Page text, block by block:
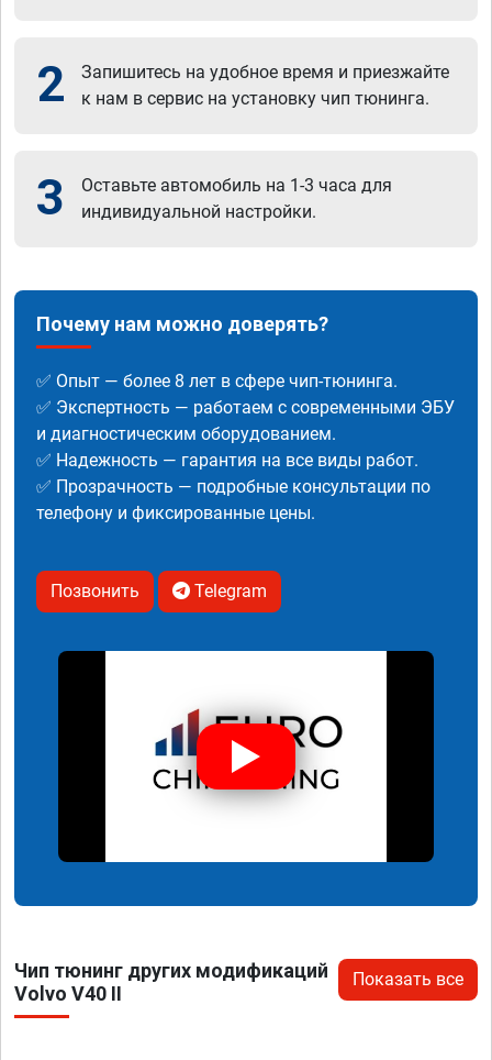
2
Запишитесь на удобное время и приезжайте
к нам в сервис на установку чип тюнинга.
3
Оставьте автомобиль на 1-3 часа для
индивидуальной настройки.
Почему нам можно доверять?
✅ Опыт — более 8 лет в сфере чип-тюнинга.
✅ Экспертность — работаем с современными ЭБУ
и диагностическим оборудованием.
✅ Надежность — гарантия на все виды работ.
✅ Прозрачность — подробные консультации по
телефону и фиксированные цены.
Позвонить Telegram
Чип тюнинг других модификаций
Volvo V40 II
Показать все